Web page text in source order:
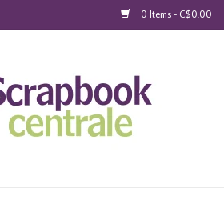
0 Items - C$0.00